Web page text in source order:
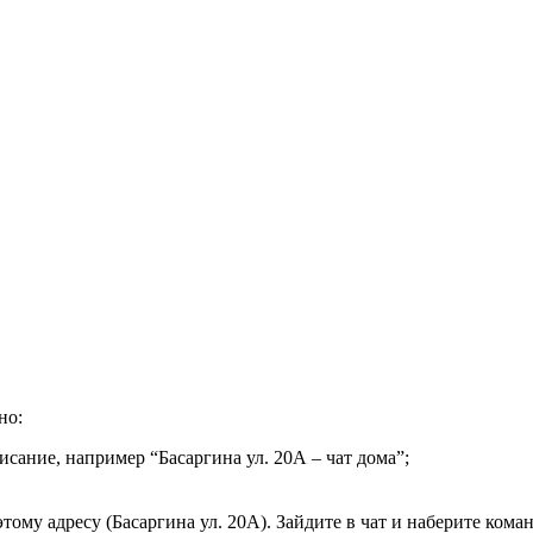
например “Басаргина ул. 20А – чат дома”;
адресу (Басаргина ул. 20А). Зайдите в чат и наберите